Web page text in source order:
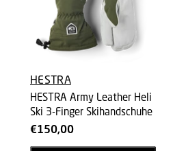
HESTRA
HESTRA Army Leather Heli
Ski 3-Finger Skihandschuhe
€150,00